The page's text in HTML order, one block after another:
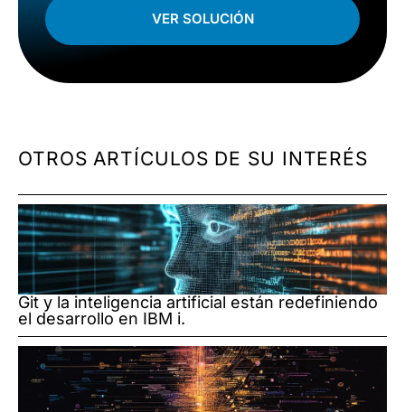
VER SOLUCIÓN
OTROS ARTÍCULOS DE SU INTERÉS
Git y la inteligencia artificial están redefiniendo
el desarrollo en IBM i.